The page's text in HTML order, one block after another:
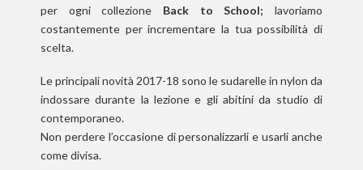
per ogni collezione Back to School; lavoriamo
costantemente per incrementare la tua possibilità di
scelta.
Le principali novità 2017-18 sono le sudarelle in nylon da
indossare durante la lezione e gli abitini da studio di
contemporaneo.
Non perdere l’occasione di personalizzarli e usarli anche
come divisa.